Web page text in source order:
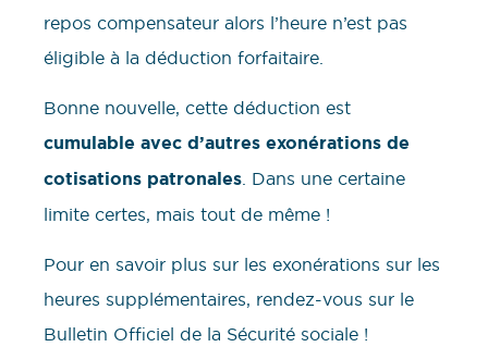
repos compensateur alors l’heure n’est pas
éligible à la déduction forfaitaire.
Bonne nouvelle, cette déduction est
cumulable avec d’autres exonérations de
cotisations patronales . Dans une certaine
limite certes, mais tout de même !
Pour en savoir plus sur les exonérations sur les
heures supplémentaires, rendez-vous sur le
Bulletin Officiel de la Sécurité sociale !